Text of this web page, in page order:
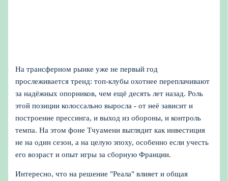
На трансферном рынке уже не первый год
прослеживается тренд: топ-клубы охотнее переплачивают
за надёжных опорников, чем ещё десять лет назад. Роль
этой позиции колоссально выросла - от неё зависит и
построение прессинга, и выход из обороны, и контроль
темпа. На этом фоне Тчуамени выглядит как инвестиция
не на один сезон, а на целую эпоху, особенно если учесть
его возраст и опыт игры за сборную Франции.
Интересно, что на решение "Реала" влияет и общая